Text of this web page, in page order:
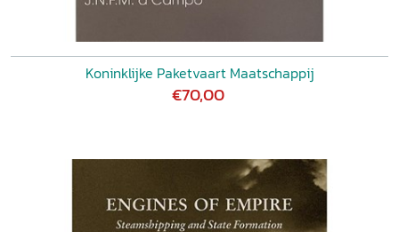
Koninklijke Paketvaart Maatschappij
€70,00